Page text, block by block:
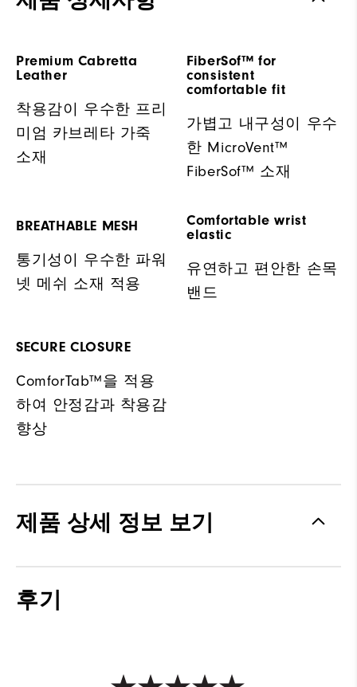
Premium Cabretta
Leather
착용감이 우수한 프리
미엄 카브레타 가죽
소재
FiberSof™ for
consistent
comfortable fit
가볍고 내구성이 우수
한 MicroVent™
FiberSof™ 소재
BREATHABLE MESH
통기성이 우수한 파워
넷 메쉬 소재 적용
Comfortable wrist
elastic
유연하고 편안한 손목
밴드
SECURE CLOSURE
ComforTab™을 적용
하여 안정감과 착용감
향상
제품 상세 정보 보기
후기